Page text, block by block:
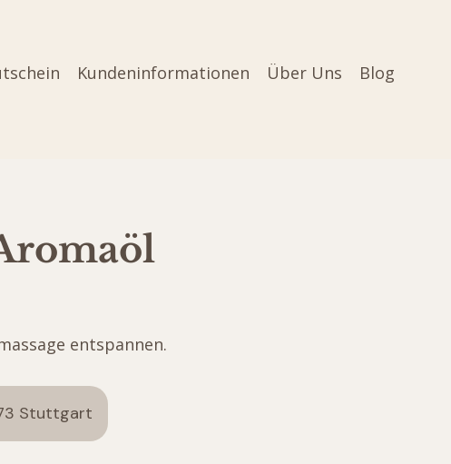
Kundeninformationen Über Uns Blog
entspannen.
Stuttgart